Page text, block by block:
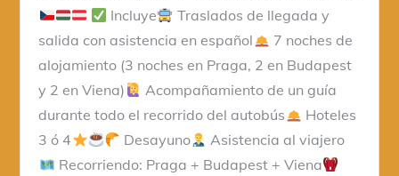
Incluye
Traslados de llegada y
salida con asistencia en español
7 noches de
alojamiento (3 noches en Praga, 2 en Budapest
y 2 en Viena)
Acompañamiento de un guía
durante todo el recorrido del autobús
Hoteles
3 ó 4
Desayuno
Asistencia al viajero
Recorriendo: Praga + Budapest + Viena